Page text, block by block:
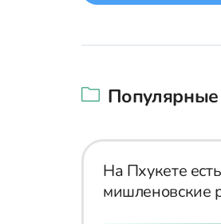
На Пхукете есть
мишленовские